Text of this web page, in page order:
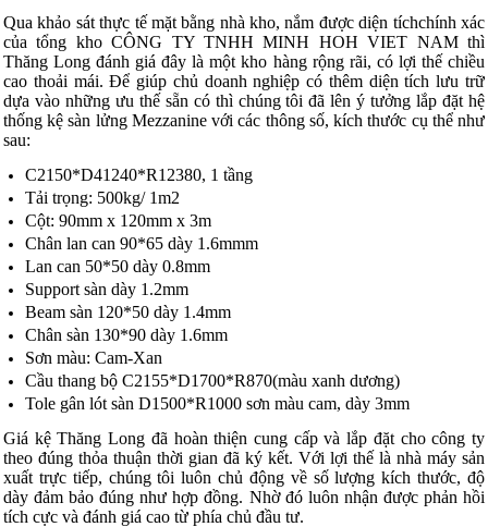
Qua khảo sát thực tế mặt bằng nhà kho, nắm được diện tíchchính xác
của tổng kho CÔNG TY TNHH MINH HOH VIET NAM thì
Thăng Long đánh giá đây là một kho hàng rộng rãi, có lợi thế chiều
cao thoải mái. Để giúp chủ doanh nghiệp có thêm diện tích lưu trữ
dựa vào những ưu thế sẵn có thì chúng tôi đã lên ý tưởng lắp đặt hệ
thống kệ sàn lửng Mezzanine với các thông số, kích thước cụ thể như
sau:
C2150*D41240*R12380, 1 tầng
Tải trọng: 500kg/ 1m2
Cột: 90mm x 120mm x 3m
Chân lan can 90*65 dày 1.6mmm
Lan can 50*50 dày 0.8mm
Support sàn dày 1.2mm
Beam sàn 120*50 dày 1.4mm
Chân sàn 130*90 dày 1.6mm
Sơn màu: Cam-Xan
Cầu thang bộ C2155*D1700*R870(màu xanh dương)
Tole gân lót sàn D1500*R1000 sơn màu cam, dày 3mm
Giá kệ Thăng Long đã hoàn thiện cung cấp và lắp đặt cho công ty
theo đúng thỏa thuận thời gian đã ký kết. Với lợi thế là nhà máy sản
xuất trực tiếp, chúng tôi luôn chủ động về số lượng kích thước, độ
dày đảm bảo đúng như hợp đồng. Nhờ đó luôn nhận được phản hồi
tích cực và đánh giá cao từ phía chủ đầu tư.